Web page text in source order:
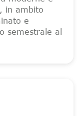
in ambito
e
semestrale al